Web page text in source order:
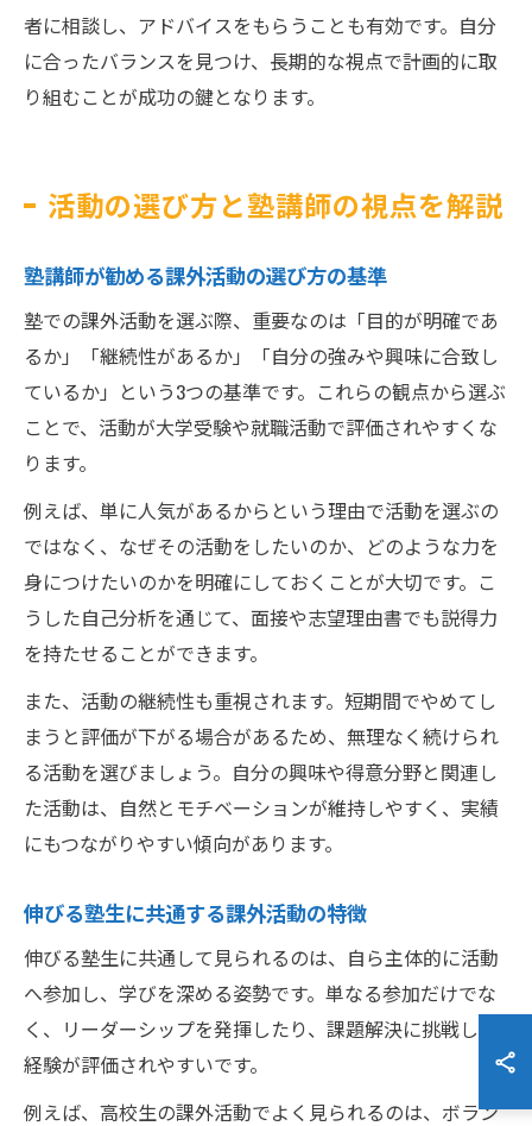
者に相談し、アドバイスをもらうことも有効です。自分
に合ったバランスを見つけ、長期的な視点で計画的に取
り組むことが成功の鍵となります。
活動の選び方と塾講師の視点を解説
塾講師が勧める課外活動の選び方の基準
塾での課外活動を選ぶ際、重要なのは「目的が明確であ
るか」「継続性があるか」「自分の強みや興味に合致し
ているか」という3つの基準です。これらの観点から選ぶ
ことで、活動が大学受験や就職活動で評価されやすくな
ります。
例えば、単に人気があるからという理由で活動を選ぶの
ではなく、なぜその活動をしたいのか、どのような力を
身につけたいのかを明確にしておくことが大切です。こ
うした自己分析を通じて、面接や志望理由書でも説得力
を持たせることができます。
また、活動の継続性も重視されます。短期間でやめてし
まうと評価が下がる場合があるため、無理なく続けられ
る活動を選びましょう。自分の興味や得意分野と関連し
た活動は、自然とモチベーションが維持しやすく、実績
にもつながりやすい傾向があります。
伸びる塾生に共通する課外活動の特徴
伸びる塾生に共通して見られるのは、自ら主体的に活動
へ参加し、学びを深める姿勢です。単なる参加だけでな
く、リーダーシップを発揮したり、課題解決に挑戦した
経験が評価されやすいです。
例えば、高校生の課外活動でよく見られるのは、ボラン